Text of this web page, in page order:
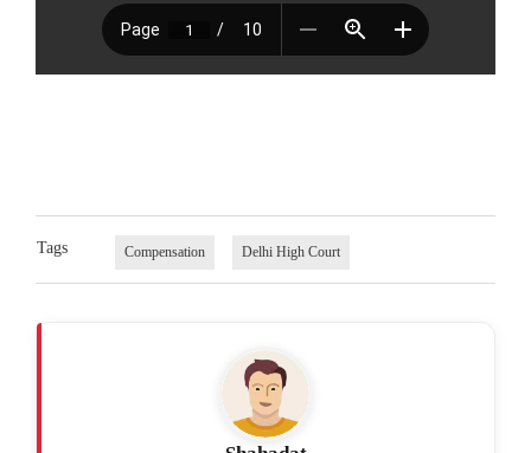
Tags Compensation Delhi High Court